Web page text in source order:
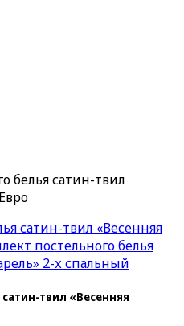
белья сатин-твил
сатин-твил «Весенняя
постельного белья
2-х спальный
твил «Весенняя